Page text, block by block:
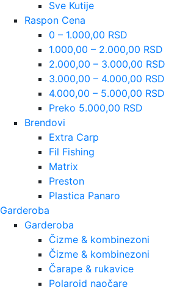
Sve Kutije
Raspon Cena
0 – 1.000,00 RSD
1.000,00 – 2.000,00 RSD
2.000,00 – 3.000,00 RSD
3.000,00 – 4.000,00 RSD
4.000,00 – 5.000,00 RSD
Preko 5.000,00 RSD
Brendovi
Extra Carp
Fil Fishing
Matrix
Preston
Plastica Panaro
Garderoba
Garderoba
Čizme & kombinezoni
Čizme & kombinezoni
Čarape & rukavice
Polaroid naočare